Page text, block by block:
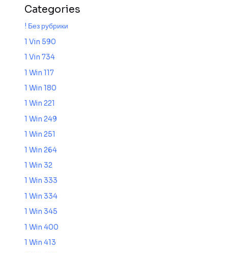
Categories
! Без рубрики
1 Vin 590
1 Vin 734
1 Win 117
1 Win 180
1 Win 221
1 Win 249
1 Win 251
1 Win 264
1 Win 32
1 Win 333
1 Win 334
1 Win 345
1 Win 400
1 Win 413